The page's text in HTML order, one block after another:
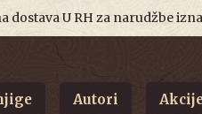
dostava U RH za narudžbe
Autori